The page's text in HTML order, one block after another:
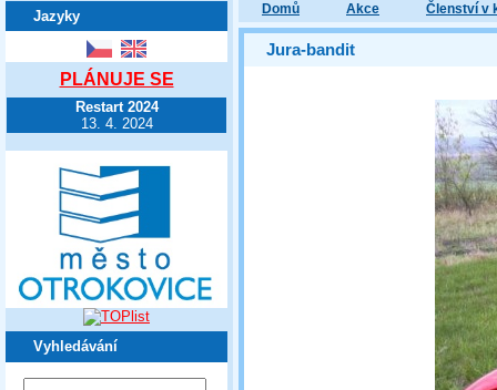
Domů Akce Členství v
Jazyky
PLÁNUJE SE
Restart 2024
13. 4. 2024
Vyhledávání
Jura-bandit